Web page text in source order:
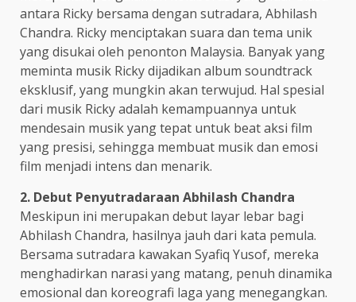
antara Ricky bersama dengan sutradara, Abhilash
Chandra. Ricky menciptakan suara dan tema unik
yang disukai oleh penonton Malaysia. Banyak yang
meminta musik Ricky dijadikan album soundtrack
eksklusif, yang mungkin akan terwujud. Hal spesial
dari musik Ricky adalah kemampuannya untuk
mendesain musik yang tepat untuk beat aksi film
yang presisi, sehingga membuat musik dan emosi
film menjadi intens dan menarik.
2. Debut Penyutradaraan Abhilash Chandra
Meskipun ini merupakan debut layar lebar bagi
Abhilash Chandra, hasilnya jauh dari kata pemula.
Bersama sutradara kawakan Syafiq Yusof, mereka
menghadirkan narasi yang matang, penuh dinamika
emosional dan koreografi laga yang menegangkan.